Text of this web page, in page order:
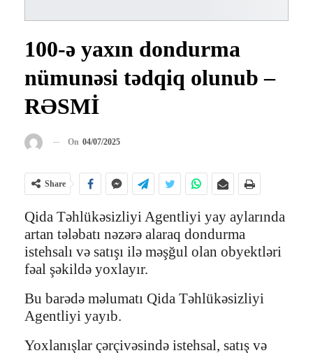
100-ə yaxın dondurma
nümunəsi tədqiq olunub –
RƏSMİ
On 04/07/2025
Share
Qida Təhlükəsizliyi Agentliyi yay aylarında
artan tələbatı nəzərə alaraq dondurma
istehsalı və satışı ilə məşğul olan obyektləri
fəal şəkildə yoxlayır.
Bu barədə məlumatı Qida Təhlükəsizliyi
Agentliyi yayıb.
Yoxlanışlar çərçivəsində istehsal, satış və